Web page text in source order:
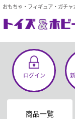
おもちゃ・フィギュア・ガチ
ログイン
商品一覧